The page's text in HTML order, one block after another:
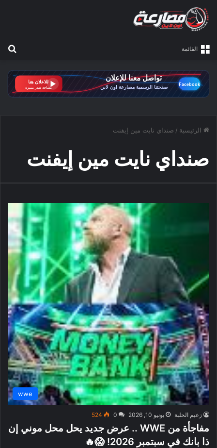
القائمة
الرئيسية / صنداي نايت مين إيفنت
صنداي نايت مين إيفنت
wwe
زعيم الحلبة يونيو 10, 2026 0
524
مفاجأة من WWE .. عرض جديد يحل محل موني إن
ذا بانك في سبتمبر 2026! 😱🔥